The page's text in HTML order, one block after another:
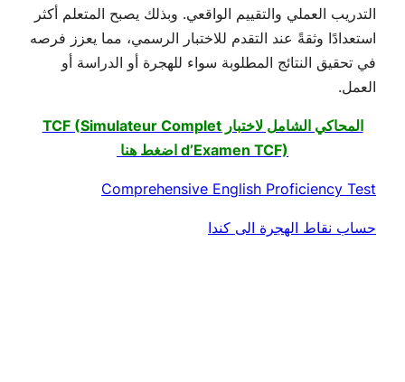
التدريب العملي والتقييم الواقعي. وبذلك يصبح المتعلم أكثر
استعدادًا وثقةً عند التقدم للاختبار الرسمي، مما يعزز فرصه
في تحقيق النتائج المطلوبة سواء للهجرة أو الدراسة أو
العمل.
المحاكي الشامل لاختبار TCF (Simulateur Complet
d’Examen TCF) اضغط هنا
Comprehensive English Proficiency Test
حساب نقاط الهجرة الى كندا